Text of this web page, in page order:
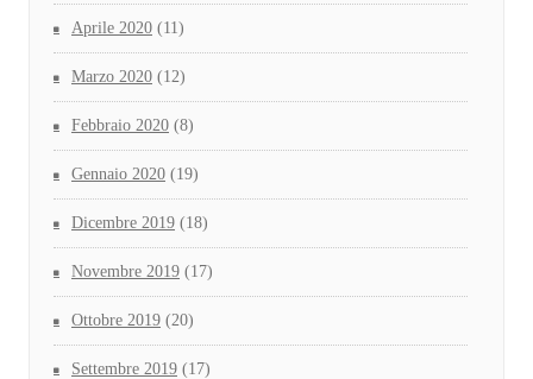
Aprile 2020 (11)
Marzo 2020 (12)
Febbraio 2020 (8)
Gennaio 2020 (19)
Dicembre 2019 (18)
Novembre 2019 (17)
Ottobre 2019 (20)
Settembre 2019 (17)